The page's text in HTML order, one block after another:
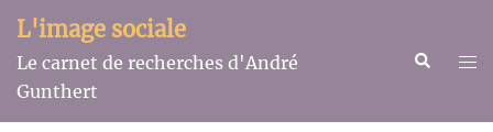
Aller
au
contenu
L'image sociale
Le carnet de recherches d'André
Gunthert